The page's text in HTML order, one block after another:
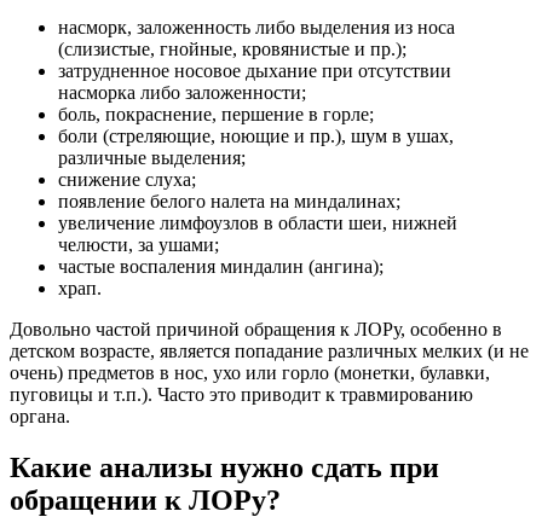
насморк, заложенность либо выделения из носа
(слизистые, гнойные, кровянистые и пр.);
затрудненное носовое дыхание при отсутствии
насморка либо заложенности;
боль, покраснение, першение в горле;
боли (стреляющие, ноющие и пр.), шум в ушах,
различные выделения;
снижение слуха;
появление белого налета на миндалинах;
увеличение лимфоузлов в области шеи, нижней
челюсти, за ушами;
частые воспаления миндалин (ангина);
храп.
Довольно частой причиной обращения к ЛОРу, особенно в
детском возрасте, является попадание различных мелких (и не
очень) предметов в нос, ухо или горло (монетки, булавки,
пуговицы и т.п.). Часто это приводит к травмированию
органа.
Какие анализы нужно сдать при
обращении к ЛОРу?